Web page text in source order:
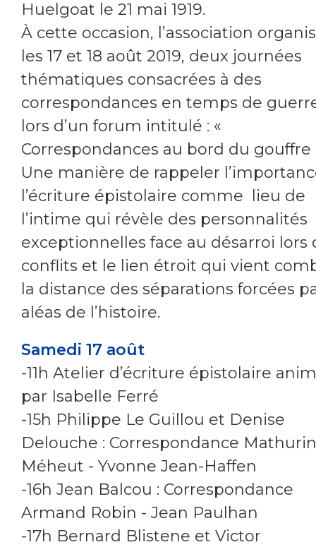
Huelgoat le 21 mai 1919.
À cette occasion, l’association
les 17 et 18 août 2019, deux journées
thématiques consacrées à des
correspondances en temps de
lors d’un forum intitulé : «
Correspondances au bord du gouffre
Une manière de rappeler
l’écriture épistolaire comme lieu de
l’intime qui révèle des personnalités
exceptionnelles face au désarroi lors
conflits et le lien étroit qui vient
la distance des séparations forcées
aléas de l’histoire.
Samedi 17 août
-11h Atelier d’écriture épistolaire
par Isabelle Ferré
-15h Philippe Le Guillou et Denise
Delouche : Correspondance Mathurin
Méheut - Yvonne Jean-Haffen
-16h Jean Balcou : Correspondance
Armand Robin - Jean Paulhan
-17h Bernard Blistene et Victor